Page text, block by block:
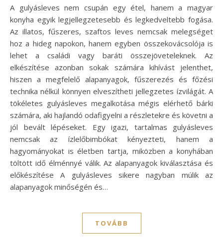
A gulyásleves nem csupán egy étel, hanem a magyar
konyha egyik legjellegzetesebb és legkedveltebb fogása.
Az illatos, fűszeres, szaftos leves nemcsak melegséget
hoz a hideg napokon, hanem egyben összekovácsolója is
lehet a családi vagy baráti összejöveteleknek. Az
elkészítése azonban sokak számára kihívást jelenthet,
hiszen a megfelelő alapanyagok, fűszerezés és főzési
technika nélkül könnyen elveszítheti jellegzetes ízvilágát. A
tökéletes gulyásleves megalkotása mégis elérhető bárki
számára, aki hajlandó odafigyelni a részletekre és követni a
jól bevált lépéseket. Egy igazi, tartalmas gulyásleves
nemcsak az ízlelőbimbókat kényezteti, hanem a
hagyományokat is életben tartja, miközben a konyhában
töltött idő élménnyé válik. Az alapanyagok kiválasztása és
előkészítése A gulyásleves sikere nagyban múlik az
alapanyagok minőségén és…
TOVÁBB